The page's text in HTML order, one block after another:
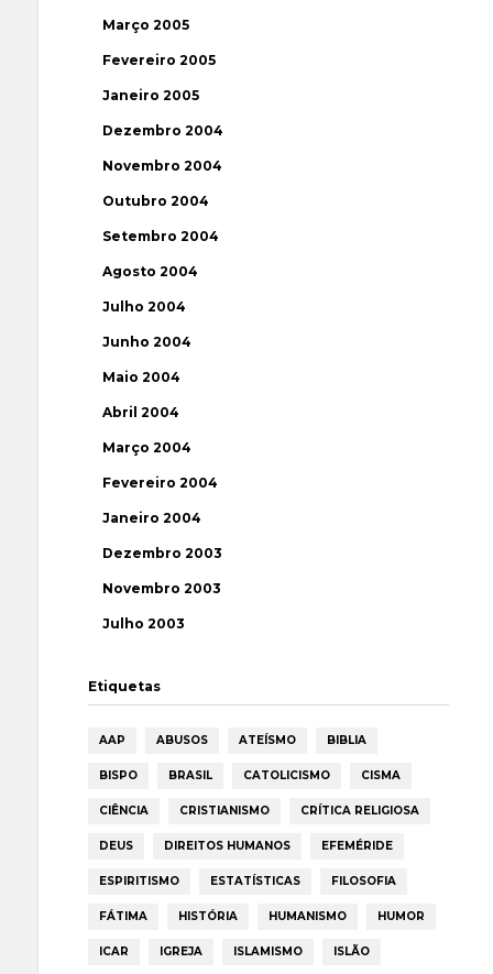
Março 2005
Fevereiro 2005
Janeiro 2005
Dezembro 2004
Novembro 2004
Outubro 2004
Setembro 2004
Agosto 2004
Julho 2004
Junho 2004
Maio 2004
Abril 2004
Março 2004
Fevereiro 2004
Janeiro 2004
Dezembro 2003
Novembro 2003
Julho 2003
Etiquetas
AAP ABUSOS ATEÍSMO BIBLIA
BISPO BRASIL CATOLICISMO CISMA
CIÊNCIA CRISTIANISMO CRÍTICA RELIGIOSA
DEUS DIREITOS HUMANOS EFEMÉRIDE
ESPIRITISMO ESTATÍSTICAS FILOSOFIA
FÁTIMA HISTÓRIA HUMANISMO HUMOR
ICAR IGREJA ISLAMISMO ISLÃO